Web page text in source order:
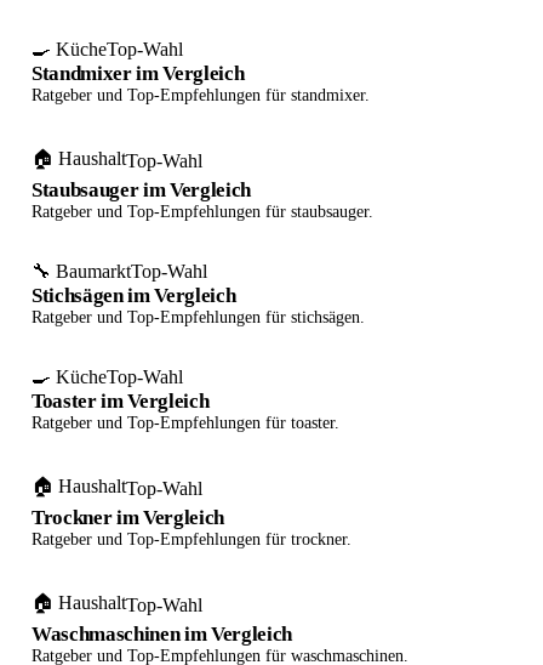
🍳 KücheTop-Wahl
Standmixer im Vergleich
Ratgeber und Top-Empfehlungen für standmixer.
🏠 HaushaltTop-Wahl
Staubsauger im Vergleich
Ratgeber und Top-Empfehlungen für staubsauger.
🔧 BaumarktTop-Wahl
Stichsägen im Vergleich
Ratgeber und Top-Empfehlungen für stichsägen.
🍳 KücheTop-Wahl
Toaster im Vergleich
Ratgeber und Top-Empfehlungen für toaster.
🏠 HaushaltTop-Wahl
Trockner im Vergleich
Ratgeber und Top-Empfehlungen für trockner.
🏠 HaushaltTop-Wahl
Waschmaschinen im Vergleich
Ratgeber und Top-Empfehlungen für waschmaschinen.